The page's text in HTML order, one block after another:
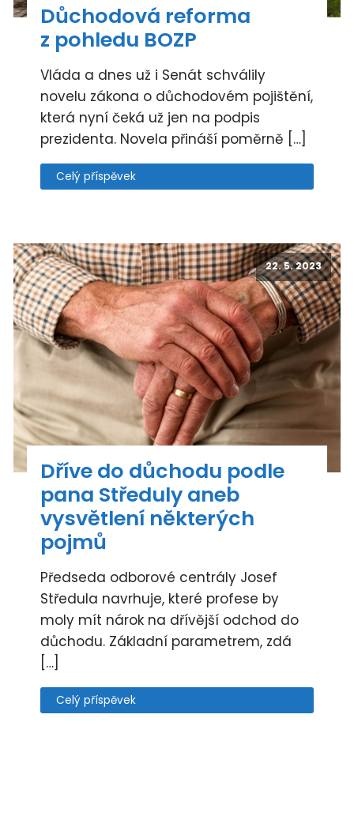
Důchodová reforma
z pohledu BOZP
Vláda a dnes už i Senát schválily
novelu zákona o důchodovém pojištění,
která nyní čeká už jen na podpis
prezidenta. Novela přináší poměrně […]
Celý příspěvek
22. 5. 2023
Dříve do důchodu podle
pana Středuly aneb
vysvětlení některých
pojmů
Předseda odborové centrály Josef
Středula navrhuje, které profese by
moly mít nárok na dřívější odchod do
důchodu. Základní parametrem, zdá
[…]
Celý příspěvek